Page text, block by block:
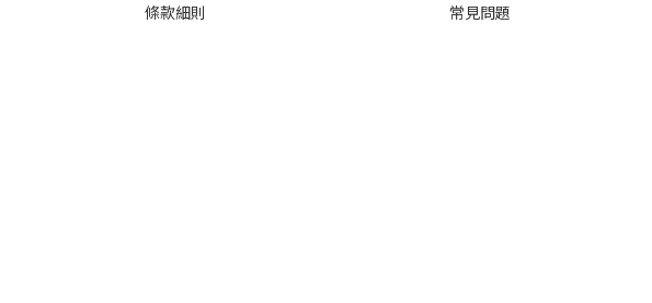
條款細則
常見問題